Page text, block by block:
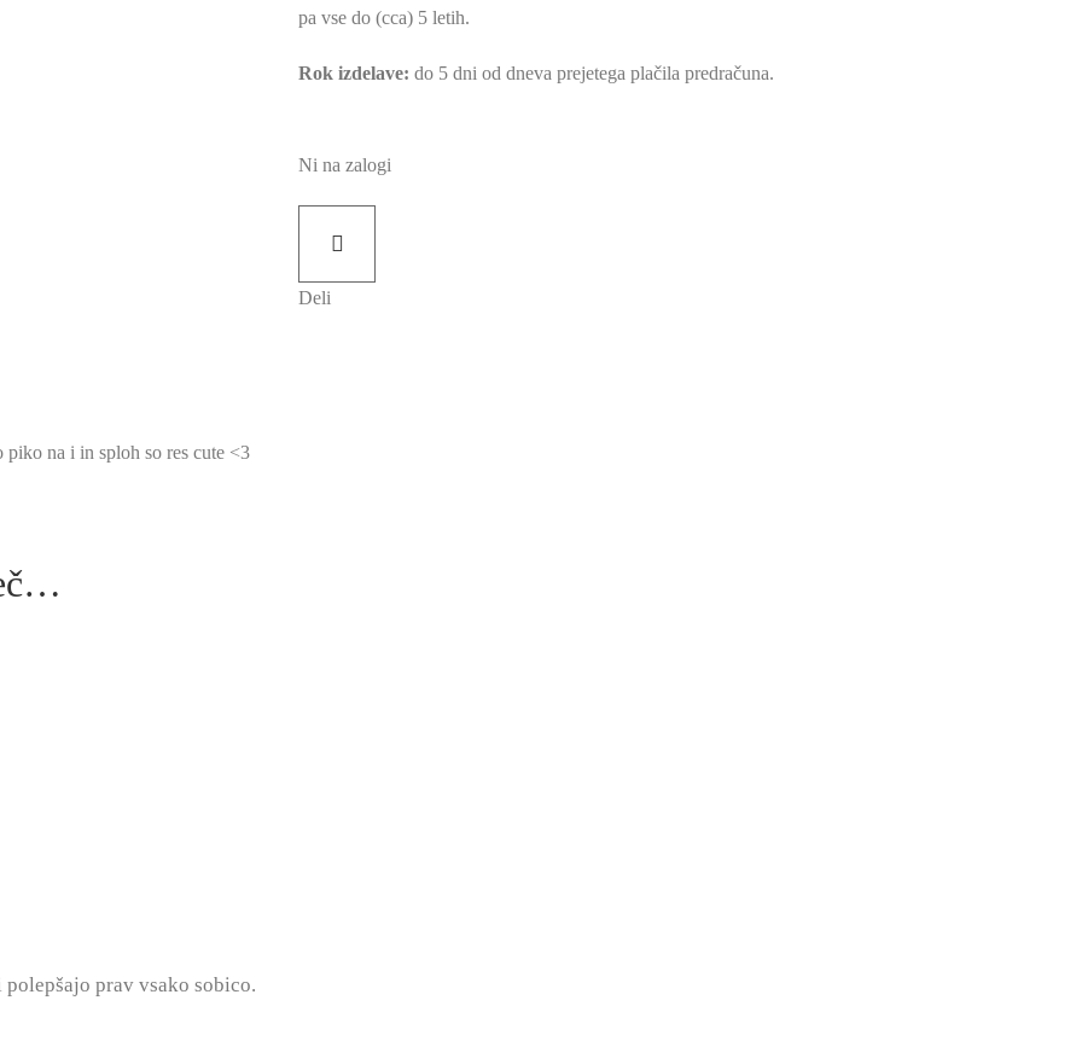
pa vse do (cca) 5 letih.
Rok izdelave: do 5 dni od dneva prejetega plačila predračuna.
Ni na zalogi
Deli
na i in sploh so res cute <3
prav vsako sobico.